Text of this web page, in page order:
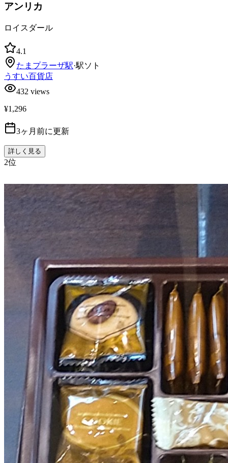
アンリカ
ロイスダール
4.1
たまプラーザ駅·駅ソト
うすい百貨店
432 views
¥1,296
3ヶ月前に更新
詳しく見る
2位